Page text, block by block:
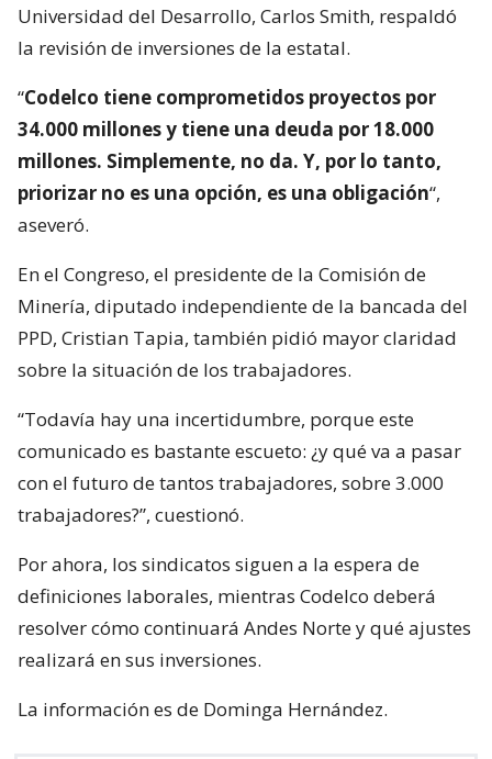
Universidad del Desarrollo, Carlos Smith, respaldó
la revisión de inversiones de la estatal.
“Codelco tiene comprometidos proyectos por
34.000 millones y tiene una deuda por 18.000
millones. Simplemente, no da. Y, por lo tanto,
priorizar no es una opción, es una obligación“,
aseveró.
En el Congreso, el presidente de la Comisión de
Minería, diputado independiente de la bancada del
PPD, Cristian Tapia, también pidió mayor claridad
sobre la situación de los trabajadores.
“Todavía hay una incertidumbre, porque este
comunicado es bastante escueto: ¿y qué va a pasar
con el futuro de tantos trabajadores, sobre 3.000
trabajadores?”, cuestionó.
Por ahora, los sindicatos siguen a la espera de
definiciones laborales, mientras Codelco deberá
resolver cómo continuará Andes Norte y qué ajustes
realizará en sus inversiones.
La información es de Dominga Hernández.